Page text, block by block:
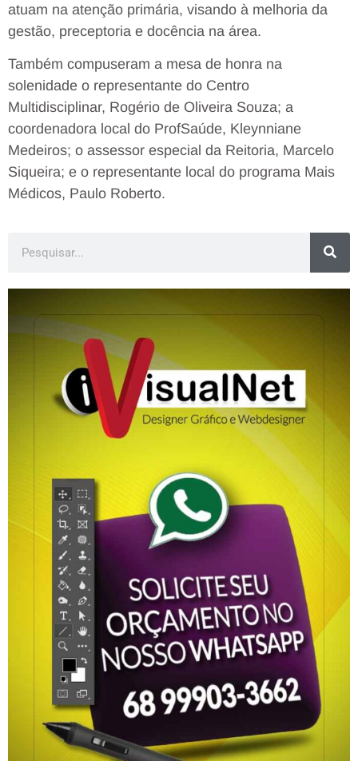
atuam na atenção primária, visando à melhoria da
gestão, preceptoria e docência na área.
Também compuseram a mesa de honra na
solenidade o representante do Centro
Multidisciplinar, Rogério de Oliveira Souza; a
coordenadora local do ProfSaúde, Kleynniane
Medeiros; o assessor especial da Reitoria, Marcelo
Siqueira; e o representante local do programa Mais
Médicos, Paulo Roberto.